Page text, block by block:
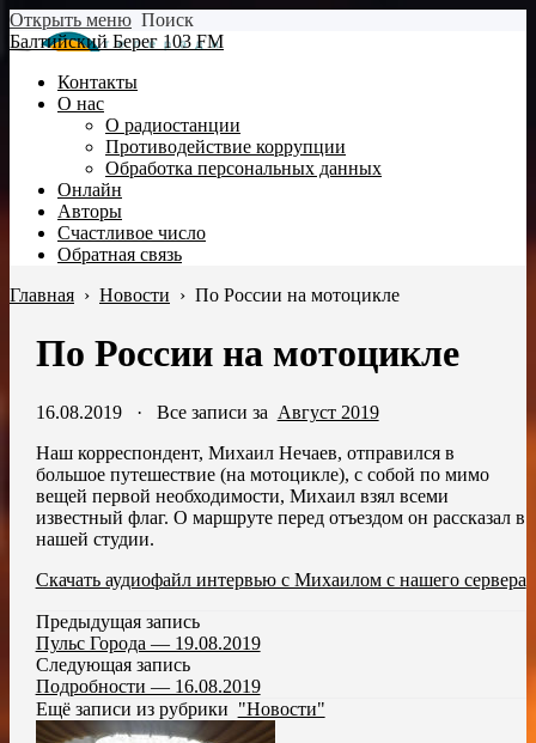
Открыть меню Поиск
Балтийский Берег 103 FM
Контакты
О нас
О радиостанции
Противодействие коррупции
Обработка персональных данных
Онлайн
Авторы
Счастливое число
Обратная связь
Главная › Новости › По России на мотоцикле
По России на мотоцикле
16.08.2019· Все записи за Август 2019
Наш корреспондент, Михаил Нечаев, отправился в
большое путешествие (на мотоцикле), с собой по мимо
вещей первой необходимости, Михаил взял всеми
известный флаг. О маршруте перед отъездом он рассказал в
нашей студии.
Скачать аудиофайл интервью с Михаилом с нашего сервера
Предыдущая запись
Пульс Города — 19.08.2019
Следующая запись
Подробности — 16.08.2019
Ещё записи из рубрики "Новости"